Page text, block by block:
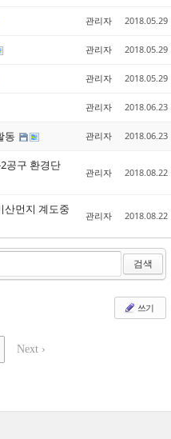
관리자 2018.05.29
관리자 2018.05.29
관리자 2018.05.29
관리자 2018.06.23
동 관리자 2018.06.23
공구 환경단
관리자 2018.08.22
산먼지 계도중 관리자 2018.08.22
검색
쓰기
Next ›